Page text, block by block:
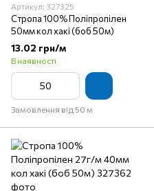
Артикул: 327325
Стропа 100% Поліпропілен
50мм кол хакі (боб 50м)
13.02 грн/м
В наявності
Замовлення від 50 м